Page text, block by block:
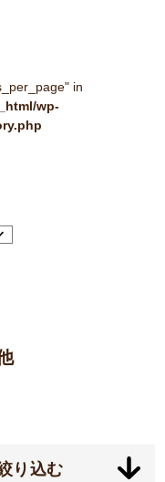
in
wp-
り込む